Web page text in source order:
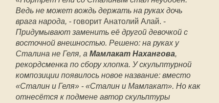
Ведь не может вождь держать на руках дочь
врага народа, - говорит Анатолий Алай. -
Придумывают заменить её другой девочкой с
восточной внешностью. Решено: на руках у
Сталина не Геля, а Мамлакат Нахангова,
рекордсменка по сбору хлопка. У скульптурной
композиции появилось ­новое ­название: вместо
«Сталин и Геля» - «Сталин и Мамлакат». Но как
отнесётся к подмене автор скульптуры